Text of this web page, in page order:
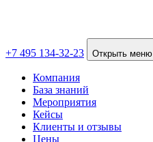
+7 495 134-32-23 Открыть меню
Компания
База знаний
Мероприятия
Кейсы
Клиенты и отзывы
Цены